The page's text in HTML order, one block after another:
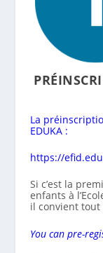
La
EDUKA :
https://
Si c’est la
enfants à
il convient tout
You can pre-